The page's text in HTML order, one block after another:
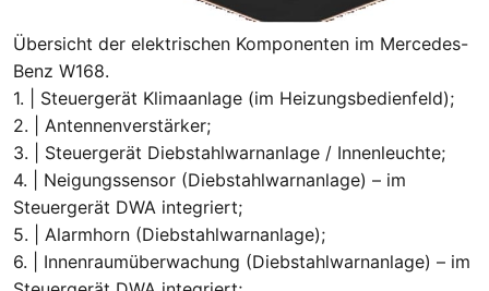
Übersicht der elektrischen Komponenten im Mercedes-
Benz W168.
1. | Steuergerät Klimaanlage (im Heizungsbedienfeld);
2. | Antennenverstärker;
3. | Steuergerät Diebstahlwarnanlage / Innenleuchte;
4. | Neigungssensor (Diebstahlwarnanlage) – im
Steuergerät DWA integriert;
5. | Alarmhorn (Diebstahlwarnanlage);
6. | Innenraumüberwachung (Diebstahlwarnanlage) – im